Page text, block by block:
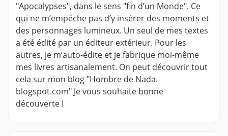
"Apocalypses", dans le sens "fin d’un Monde". Ce
qui ne m’empêche pas d’y insérer des moments et
des personnages lumineux. Un seul de mes textes
a été édité par un éditeur extérieur. Pour les
autres, je m’auto-édite et je fabrique moi-même
mes livres artisanalement. On peut découvrir tout
cela sur mon blog "Hombre de Nada.
blogspot.com" Je vous souhaite bonne
découverte !